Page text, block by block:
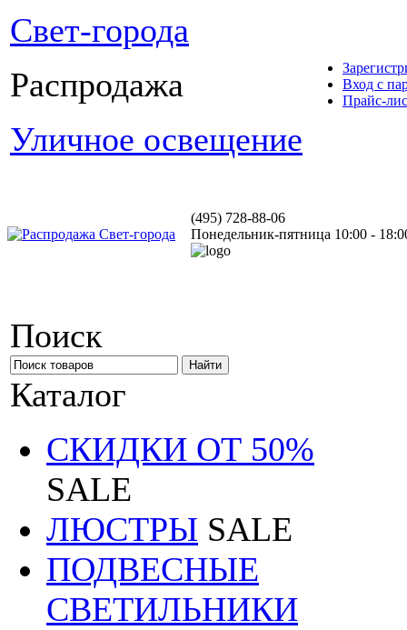
Свет-города
Распродажа
Уличное освещение
Вход с
Прайс-
(495) 728-88-06
Понедельник-пятница 10:00 -
Поиск
Каталог
СКИДКИ ОТ 50%
SALE
ЛЮСТРЫ SALE
ПОДВЕСНЫЕ
СВЕТИЛЬНИКИ